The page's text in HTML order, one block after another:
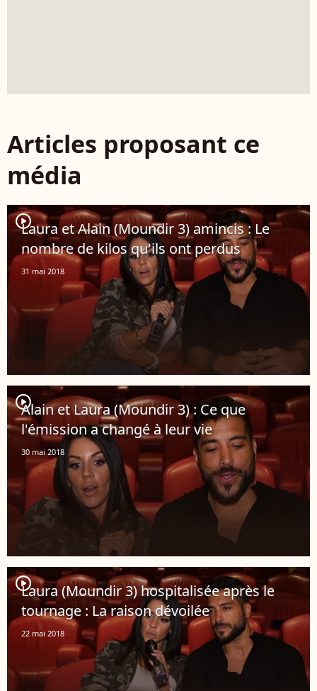
Articles proposant ce
média
player2
Laura et Alain (Moundir 3) amincis : Le
nombre de kilos qu'ils ont perdus
31 mai 2018
player2
Alain et Laura (Moundir 3) : Ce que
l'émission a changé à leur vie
30 mai 2018
player2
Laura (Moundir 3) hospitalisée après le
tournage : La raison dévoilée
22 mai 2018